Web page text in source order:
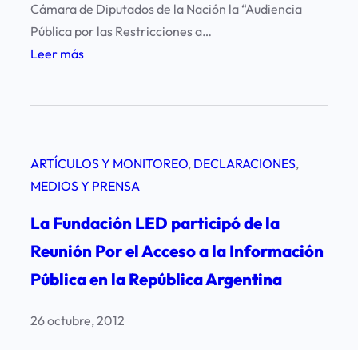
Cámara de Diputados de la Nación la “Audiencia
Pública por las Restricciones a…
Leer más:
a
r
i
c
i
ó
ARTÍCULOS Y MONITOREO, DECLARACIONES
MEDIOS Y PRENSA
La Fundación LED participó de la
Reunión Por el Acceso a la Información
Pública en la República Argentina
26 octubre, 2012